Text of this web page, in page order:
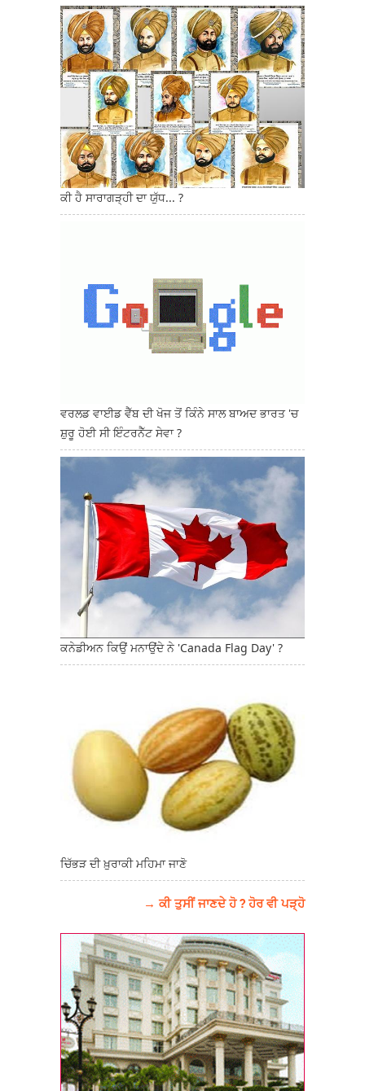
ਕੀ ਹੈ ਸਾਰਾਗੜ੍ਹੀ ਦਾ ਯੁੱਧ... ?
ਵਰਲਡ ਵਾਈਡ ਵੈੱਬ ਦੀ ਖੋਜ ਤੋਂ ਕਿੰਨੇ ਸਾਲ ਬਾਅਦ ਭਾਰਤ 'ਚ
ਸ਼ੁਰੂ ਹੋਈ ਸੀ ਇੰਟਰਨੈੱਟ ਸੇਵਾ ?
ਕਨੇਡੀਅਨ ਕਿਉਂ ਮਨਾਉਂਦੇ ਨੇ 'Canada Flag Day' ?
ਚਿੱਭੜ ਦੀ ਖ਼ੁਰਾਕੀ ਮਹਿਮਾ ਜਾਣੋ
→ ਕੀ ਤੁਸੀਂ ਜਾਣਦੇ ਹੋ ? ਹੋਰ ਵੀ ਪੜ੍ਹੋ